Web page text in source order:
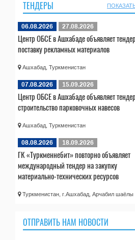
ТЕНДЕРЫ
06.08.2026 27.08.2026
Центр ОБСЕ в Ашхабаде объявляет
поставку рекламных материалов
Ашхабад, Туркменистан
07.08.2026 15.09.2026
Центр ОБСЕ в Ашхабаде объявляет
строительство парковочных навесов
Ашхабад, Туркменистан
08.08.2026 18.09.2026
ГК «Туркменнебит» повторно объявляет
международный тендер на закупку
материально-технических ресурсов
Туркменистан, г.Ашхабад, Арчабил шаёлы
ОТПРАВИТЬ НАМ НОВОСТИ